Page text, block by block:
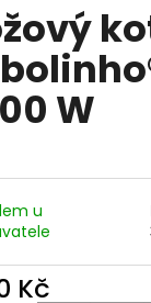
W
u
Kč